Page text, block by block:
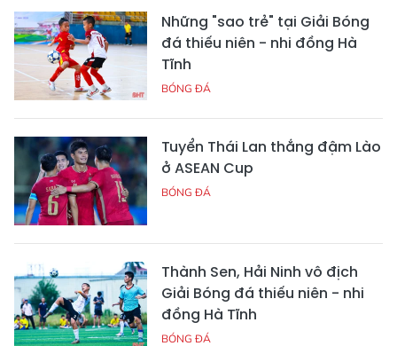
Những "sao trẻ" tại Giải Bóng
đá thiếu niên - nhi đồng Hà
Tĩnh
BÓNG ĐÁ
Tuyển Thái Lan thắng đậm Lào
ở ASEAN Cup
BÓNG ĐÁ
Thành Sen, Hải Ninh vô địch
Giải Bóng đá thiếu niên - nhi
đồng Hà Tĩnh
BÓNG ĐÁ